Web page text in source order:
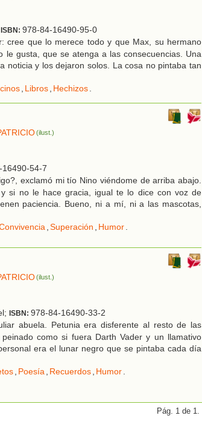
ISBN: 978-84-16490-95-0
cree que lo merece todo y que Max, su hermano
gusta, que se atenga a las consecuencias. Una
noticia y los dejaron solos. La cosa no pintaba tan
Libros Hechizos
(ilust.)
16490-54-7
exclamó mi tío Nino viéndome de arriba abajo.
si no le hace gracia, igual te lo dice con voz de
paciencia. Bueno, ni a mí, ni a las mascotas,
Superación Humor
(ilust.)
ISBN: 978-84-16490-33-2
abuela. Petunia era disferente al resto de las
como si fuera Darth Vader y un llamativo
era el lunar negro que se pintaba cada día
Poesía Recuerdos Humor
Pág. 1 de 1.